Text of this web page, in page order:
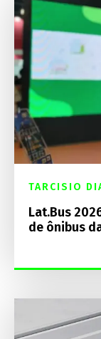
TARCISIO
Lat.Bus
de ônibus